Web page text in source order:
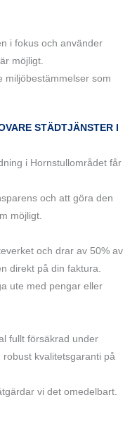
i fokus och använder
möjligt.
miljöbestämmelser som
STÄDTJÄNSTER I
i Hornstullområdet får
och att göra den
möjligt.
och drar av 50% av
direkt på din faktura.
ute med pengar eller
fullt försäkrad under
kvalitetsgaranti på
vi det omedelbart.